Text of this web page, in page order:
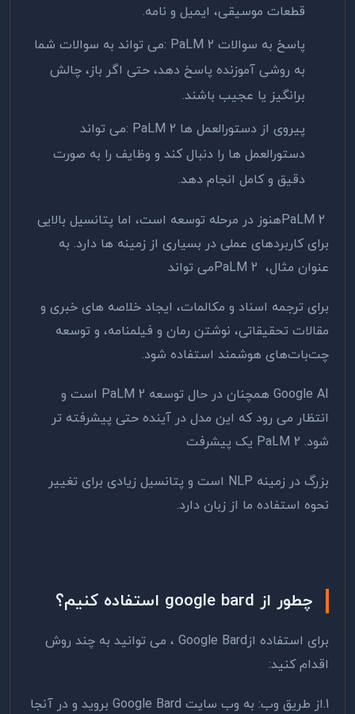
قطعات موسیقی، ایمیل و نامه.
پاسخ به سوالات : PaLM 2می تواند به سوالات شما
به روشی آموزنده پاسخ دهد، حتی اگر باز، چالش
برانگیز یا عجیب باشند.
پیروی از دستورالعمل ها : PaLM 2می تواند
دستورالعمل ها را دنبال کند و وظایف را به صورت
دقیق و کامل انجام دهد.
PaLM 2هنوز در مرحله توسعه است، اما پتانسیل بالایی
برای کاربردهای عملی در بسیاری از زمینه ها دارد. به
عنوان مثال، PaLM 2می تواند
برای ترجمه اسناد و مکالمات، ایجاد خلاصه های خبری و
مقالات تحقیقاتی، نوشتن رمان و فیلمنامه، و توسعه
چت‌بات‌های هوشمند استفاده شود.
Google AI همچنان در حال توسعه PaLM 2 است و
انتظار می رود که این مدل در آینده حتی پیشرفته تر
شود. PaLM 2 یک پیشرفت
بزرگ در زمینه NLP است و پتانسیل زیادی برای تغییر
نحوه استفاده ما از زبان دارد.
چطور از google bard استفاده کنیم؟
برای استفاده ازGoogle Bard ، می توانید به چند روش
اقدام کنید:
1.از طریق وب: به وب سایت Google Bard بروید و در آنجا